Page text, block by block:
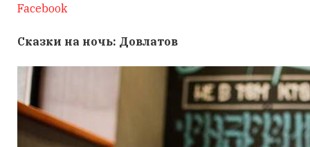
Facebook
Сказки на ночь: Довлатов